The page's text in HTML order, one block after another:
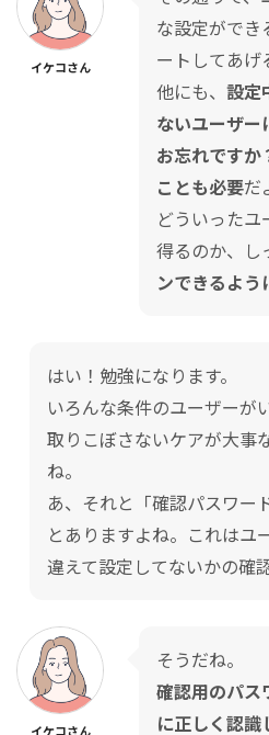
イケコさん
な設定ができ
ートしてあげ
他にも、 設定
ないユーザー
お忘れですか
ことも必要だ
どういったユ
得るのか、し
ンできるよう
はい！勉強になります。
いろんな条件のユーザーが
取りこぼさないケアが大事
ね。
あ、それと「確認パスワー
とありますよね。これはユ
違えて設定してないかの確
イケコさん
そうだね。
確認用のパス
に正しく認識